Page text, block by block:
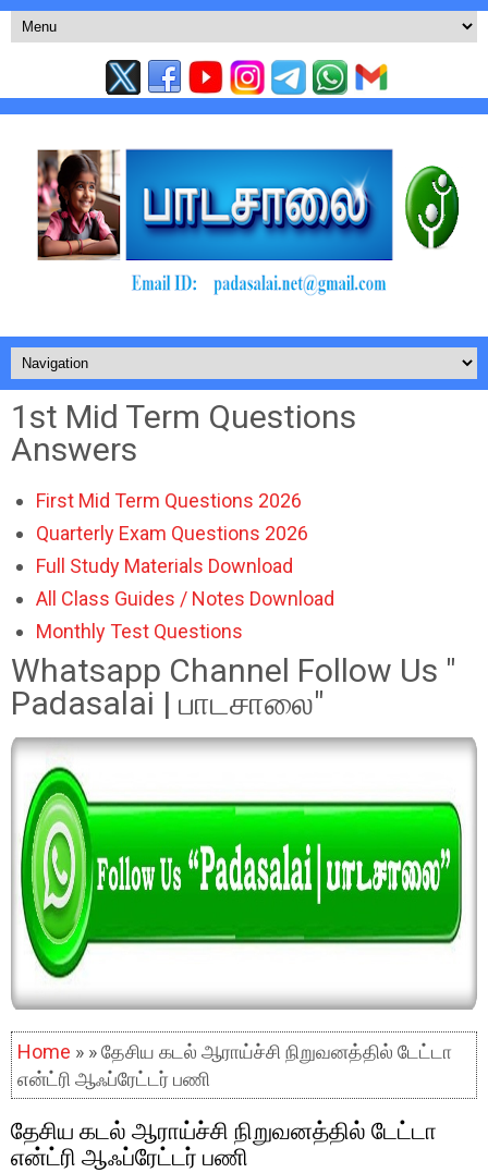
1st Mid Term Questions
Answers
First Mid Term Questions 2026
Quarterly Exam Questions 2026
Full Study Materials Download
All Class Guides / Notes Download
Monthly Test Questions
Whatsapp Channel Follow Us "
Padasalai | பாடசாலை"
Home » » தேசிய கடல் ஆராய்ச்சி நிறுவனத்தில் டேட்டா
என்ட்ரி ஆஃப்ரேட்டர் பணி
தேசிய கடல் ஆராய்ச்சி நிறுவனத்தில் டேட்டா
என்ட்ரி ஆஃப்ரேட்டர் பணி